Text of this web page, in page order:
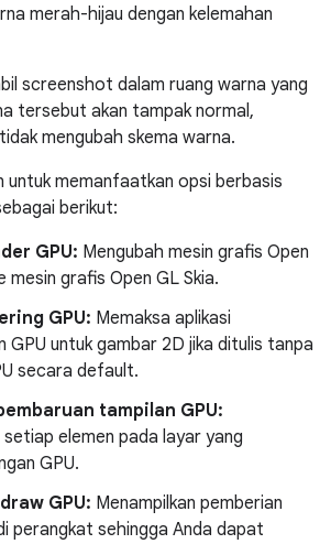
merah-hijau dengan kelemahan
screenshot dalam ruang warna yang
tersebut akan tampak normal,
mengubah skema warna.
untuk memanfaatkan opsi berbasis
berikut:
GPU: Mengubah mesin grafis Open
mesin grafis Open GL Skia.
GPU: Memaksa aplikasi
GPU untuk gambar 2D jika ditulis tanpa
secara default.
tampilan GPU:
setiap elemen pada layar yang
GPU.
GPU: Menampilkan pemberian
perangkat sehingga Anda dapat